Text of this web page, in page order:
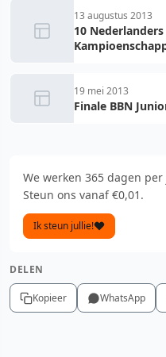
13 augustus 2013
10
19 mei 2013
Finale BBN
We werken 365 dagen
Steun ons vanaf €0,01.
Ik steun jullie!
DELEN
Kopieer WhatsApp